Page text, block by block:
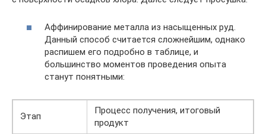
Аффинирование металла из насыщенных руд.
Данный способ считается сложнейшим, однако
распишем его подробно в таблице, и
большинство моментов проведения опыта
станут понятными:
Этап
Процесс получения, итоговый
продукт